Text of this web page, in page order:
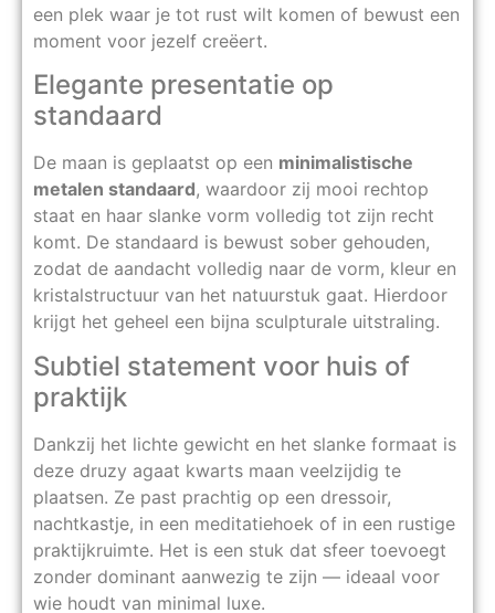
een plek waar je tot rust wilt komen of bewust een
moment voor jezelf creëert.
Elegante presentatie op
standaard
De maan is geplaatst op een minimalistische
metalen standaard, waardoor zij mooi rechtop
staat en haar slanke vorm volledig tot zijn recht
komt. De standaard is bewust sober gehouden,
zodat de aandacht volledig naar de vorm, kleur en
kristalstructuur van het natuurstuk gaat. Hierdoor
krijgt het geheel een bijna sculpturale uitstraling.
Subtiel statement voor huis of
praktijk
Dankzij het lichte gewicht en het slanke formaat is
deze druzy agaat kwarts maan veelzijdig te
plaatsen. Ze past prachtig op een dressoir,
nachtkastje, in een meditatiehoek of in een rustige
praktijkruimte. Het is een stuk dat sfeer toevoegt
zonder dominant aanwezig te zijn — ideaal voor
wie houdt van minimal luxe.